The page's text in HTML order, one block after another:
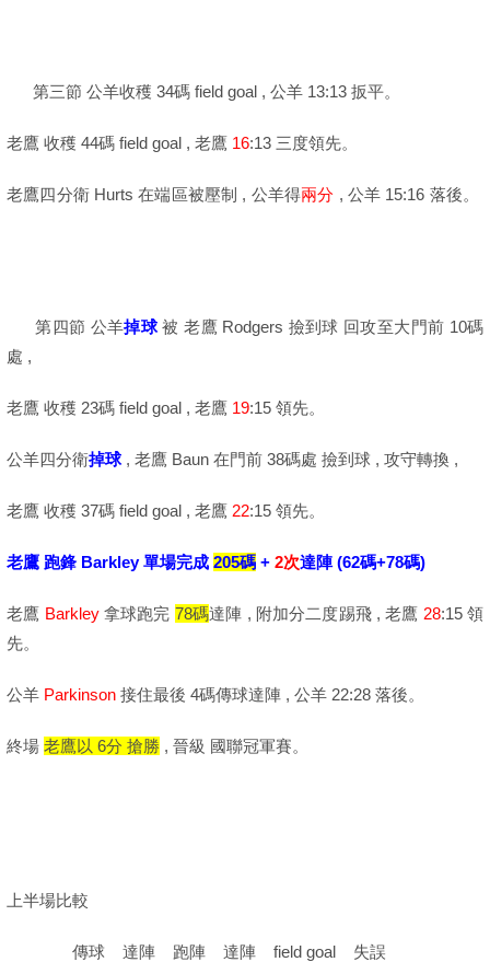
第三節 公羊收穫 34碼 field goal , 公羊 13:13 扳平。
老鷹 收穫 44碼 field goal , 老鷹 16:13 三度領先。
老鷹四分衛 Hurts 在端區被壓制 , 公羊得兩分 , 公羊 15:16 落後。
第四節 公羊掉球被 老鷹 Rodgers 撿到球 回攻至大門前 10碼
處 ,
老鷹 收穫 23碼 field goal , 老鷹 19:15 領先。
公羊四分衛掉球, 老鷹 Baun 在門前 38碼處 撿到球 , 攻守轉換 ,
老鷹 收穫 37碼 field goal , 老鷹 22:15 領先。
老鷹 跑鋒 Barkley 單場完成 205碼 + 2次達陣 (62碼+78碼)
老鷹 Barkley拿球跑完 78碼達陣 , 附加分二度踢飛 , 老鷹 28:15 領
先。
公羊 Parkinson 接住最後 4碼傳球達陣 , 公羊 22:28 落後。
終場 老鷹以 6分 搶勝 , 晉級 國聯冠軍賽。
上半場比較
傳球 達陣 跑陣 達陣 field goal 失誤